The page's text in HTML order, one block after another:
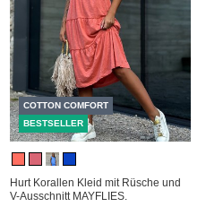
COTTON COMFORT
BESTSELLER
Hurt Korallen Kleid mit Rüsche und
V-Ausschnitt MAYFLIES.